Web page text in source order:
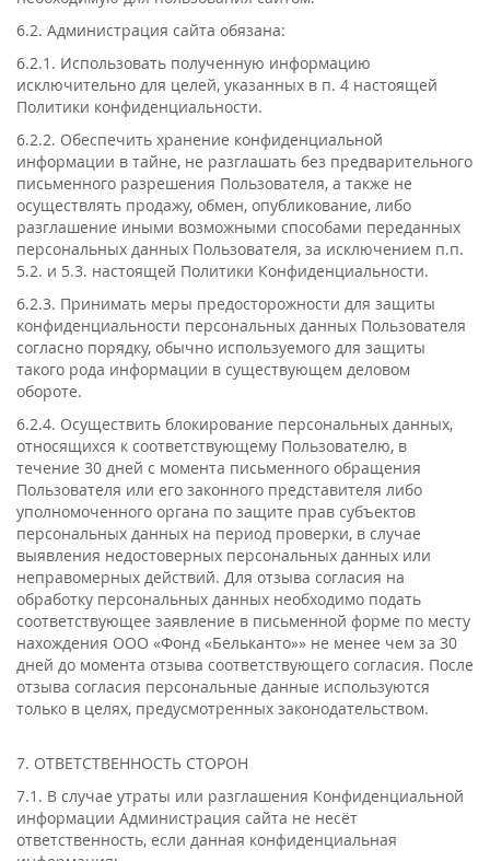
6.2. Администрация сайта обязана:
6.2.1. Использовать полученную информацию
исключительно для целей, указанных в п. 4 настоящей
Политики конфиденциальности.
6.2.2. Обеспечить хранение конфиденциальной
информации в тайне, не разглашать без предварительного
письменного разрешения Пользователя, а также не
осуществлять продажу, обмен, опубликование, либо
разглашение иными возможными способами переданных
персональных данных Пользователя, за исключением п.п.
5.2. и 5.3. настоящей Политики Конфиденциальности.
6.2.3. Принимать меры предосторожности для защиты
конфиденциальности персональных данных Пользователя
согласно порядку, обычно используемого для защиты
такого рода информации в существующем деловом
обороте.
6.2.4. Осуществить блокирование персональных данных,
относящихся к соответствующему Пользователю, в
течение 30 дней с момента письменного обращения
Пользователя или его законного представителя либо
уполномоченного органа по защите прав субъектов
персональных данных на период проверки, в случае
выявления недостоверных персональных данных или
неправомерных действий. Для отзыва согласия на
обработку персональных данных необходимо подать
соответствующее заявление в письменной форме по месту
нахождения ООО «Фонд «Бельканто»» не менее чем за 30
дней до момента отзыва соответствующего согласия. После
отзыва согласия персональные данные используются
только в целях, предусмотренных законодательством.
7. ОТВЕТСТВЕННОСТЬ СТОРОН
7.1. В случае утраты или разглашения Конфиденциальной
информации Администрация сайта не несёт
ответственность, если данная конфиденциальная